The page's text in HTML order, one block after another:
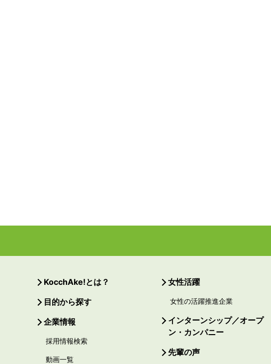
KocchAke!とは？
目的から探す
企業情報
採用情報検索
動画一覧
女性活躍
女性の活躍推進企業
インターンシップ／オープ
ン・カンパニー
先輩の声